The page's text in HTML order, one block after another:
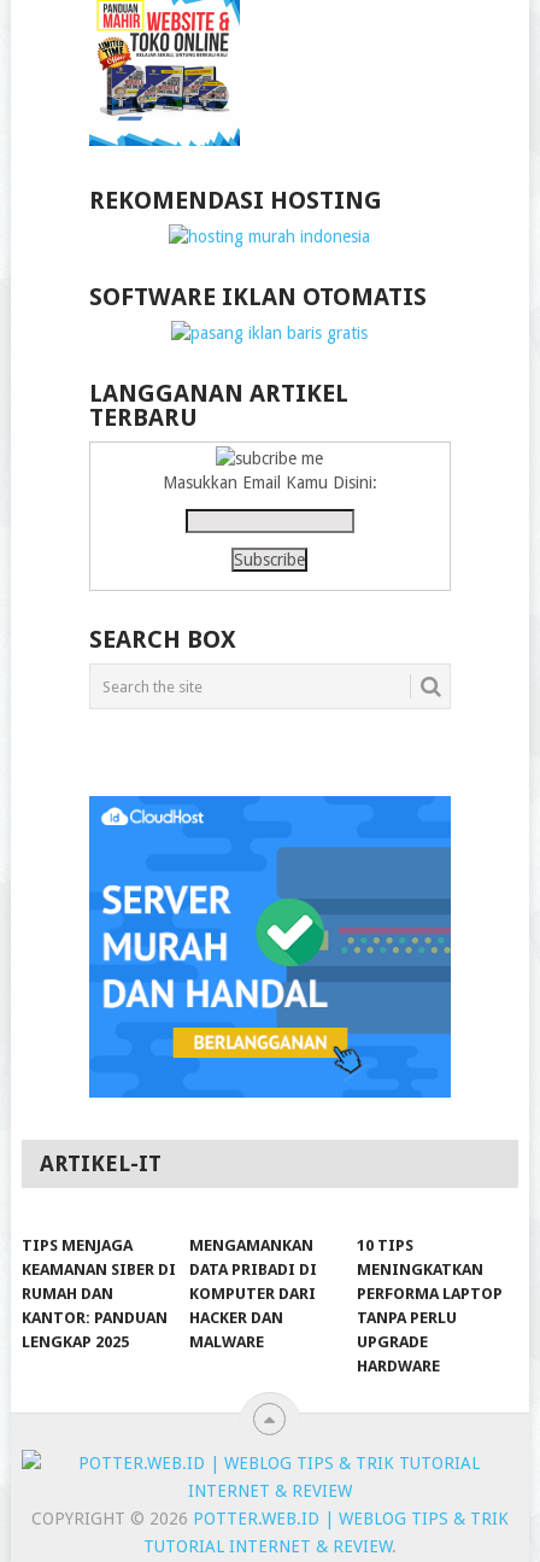
REKOMENDASI HOSTING
SOFTWARE IKLAN OTOMATIS
LANGGANAN ARTIKEL
TERBARU
Masukkan Email Kamu Disini:
SEARCH BOX
ARTIKEL-IT
TIPS MENJAGA
KEAMANAN SIBER DI
RUMAH DAN
KANTOR: PANDUAN
LENGKAP 2025
MENGAMANKAN
DATA PRIBADI DI
KOMPUTER DARI
HACKER DAN
MALWARE
10 TIPS
MENINGKATKAN
PERFORMA LAPTOP
TANPA PERLU
UPGRADE
HARDWARE
COPYRIGHT © 2026 POTTER.WEB.ID | WEBLOG TIPS & TRIK
TUTORIAL INTERNET & REVIEW.